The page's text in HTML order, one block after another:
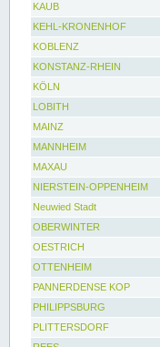
KAUB
KEHL-KRONENHOF
KOBLENZ
KONSTANZ-RHEIN
KÖLN
LOBITH
MAINZ
MANNHEIM
MAXAU
NIERSTEIN-OPPENHEIM
Neuwied Stadt
OBERWINTER
OESTRICH
OTTENHEIM
PANNERDENSE KOP
PHILIPPSBURG
PLITTERSDORF